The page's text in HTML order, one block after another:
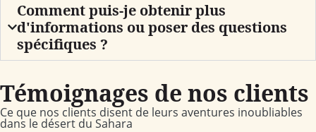
Comment puis-je obtenir plus
d'informations ou poser des questions
spécifiques ?
Témoignages de nos clients
Ce que nos clients disent de leurs aventures inoubliables
dans le désert du Sahara